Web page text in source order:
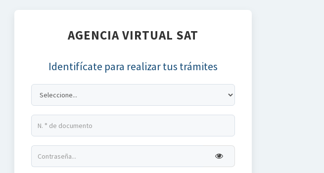
AGENCIA VIRTUAL SAT
Identifícate para realizar tus trámites